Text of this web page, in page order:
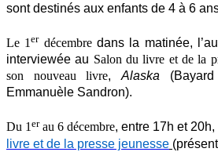
sont destinés aux enfants de 4 à 6
Le 1erdécembredans la matinée,
interviewée au Salon du livre et de la
son nouveau livre,Alaska (Bayard
Emmanuèle Sandron).
Du 1erau 6 décembre, entre 17h et 20h,
livre et de la presse jeunesse